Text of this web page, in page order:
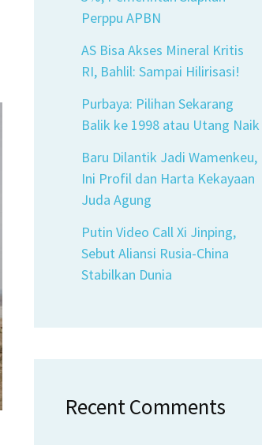
Perppu APBN
AS Bisa Akses Mineral Kritis
RI, Bahlil: Sampai Hilirisasi!
Purbaya: Pilihan Sekarang
Balik ke 1998 atau Utang Naik
Baru Dilantik Jadi Wamenkeu,
Ini Profil dan Harta Kekayaan
Juda Agung
Putin Video Call Xi Jinping,
Sebut Aliansi Rusia-China
Stabilkan Dunia
Recent Comments